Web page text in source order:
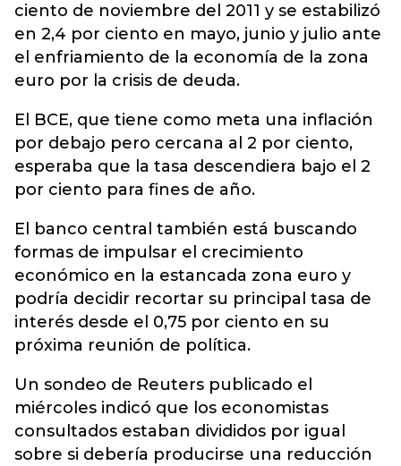
ciento de noviembre del 2011 y se estabilizó
en 2,4 por ciento en mayo, junio y julio ante
el enfriamiento de la economía de la zona
euro por la crisis de deuda.
El BCE, que tiene como meta una inflación
por debajo pero cercana al 2 por ciento,
esperaba que la tasa descendiera bajo el 2
por ciento para fines de año.
El banco central también está buscando
formas de impulsar el crecimiento
económico en la estancada zona euro y
podría decidir recortar su principal tasa de
interés desde el 0,75 por ciento en su
próxima reunión de política.
Un sondeo de Reuters publicado el
miércoles indicó que los economistas
consultados estaban divididos por igual
sobre si debería producirse una reducción